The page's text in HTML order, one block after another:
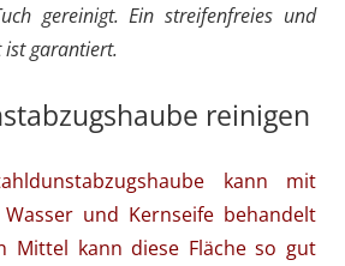
gereinigt. Ein streifenfreies und
ist garantiert.
reinigen
kann mit
und Kernseife behandelt
Mittel kann diese Fläche so gut